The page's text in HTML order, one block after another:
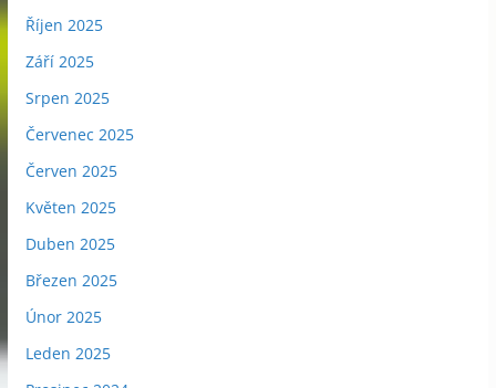
Říjen 2025
Září 2025
Srpen 2025
Červenec 2025
Červen 2025
Květen 2025
Duben 2025
Březen 2025
Únor 2025
Leden 2025